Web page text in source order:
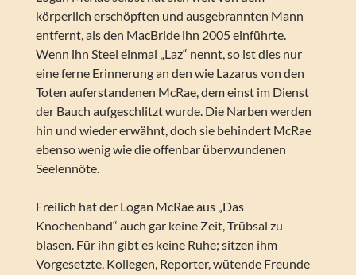
körperlich erschöpften und ausgebrannten Mann
entfernt, als den MacBride ihn 2005 einführte.
Wenn ihn Steel einmal „Laz“ nennt, so ist dies nur
eine ferne Erinnerung an den wie Lazarus von den
Toten auferstandenen McRae, dem einst im Dienst
der Bauch aufgeschlitzt wurde. Die Narben werden
hin und wieder erwähnt, doch sie behindert McRae
ebenso wenig wie die offenbar überwundenen
Seelennöte.
Freilich hat der Logan McRae aus „Das
Knochenband“ auch gar keine Zeit, Trübsal zu
blasen. Für ihn gibt es keine Ruhe; sitzen ihm
Vorgesetzte, Kollegen, Reporter, wütende Freunde